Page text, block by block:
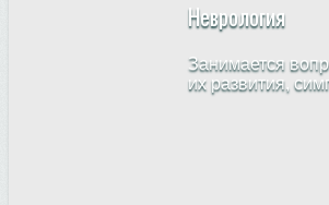
Неврология
Занимается
их развития,